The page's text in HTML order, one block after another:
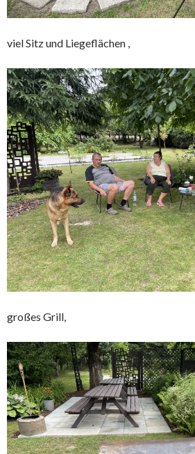
viel Sitz und Liegeflächen ,
großes Grill,